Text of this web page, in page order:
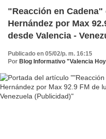
"Reacción en Cadena"
Hernández por Max
desde Valencia -
Publicado en 05/02/p. m. 16:15
Por Blog Informativo "Valencia